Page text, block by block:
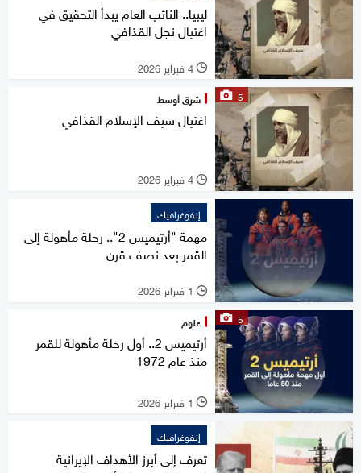
ليبيا.. النائب العام يبدأ التحقيق في
اغتيال نجل القذافي
l 4 فبراير 2026
5 شرق أوسط
اغتيال سيف الإسلام القذافي
l 4 فبراير 2026
إنفوغرافيك
مهمة "أرتيميس 2".. رحلة مأهولة إلى
القمر بعد نصف قرن
l 1 فبراير 2026
5 علوم
أرتيميس 2.. أول رحلة مأهولة للقمر
منذ عام 1972
l 1 فبراير 2026
إنفوغرافيك
تعرف إلى أبرز الأهداف الإيرانية